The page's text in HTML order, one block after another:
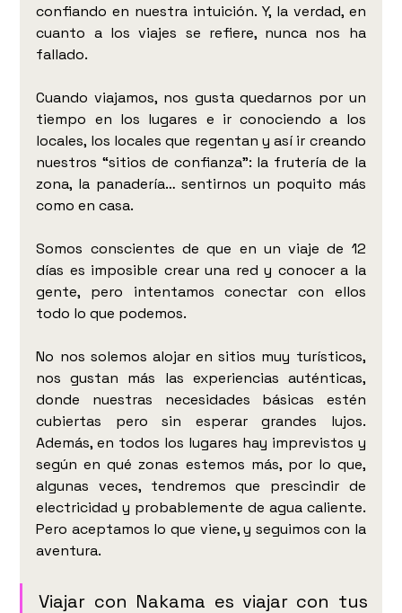
confiando en nuestra intuición. Y, la verdad, en
cuanto a los viajes se refiere, nunca nos ha
fallado.
Cuando viajamos, nos gusta quedarnos por un
tiempo en los lugares e ir conociendo a los
locales, los locales que regentan y así ir creando
nuestros “sitios de confianza”: la frutería de la
zona, la panadería… sentirnos un poquito más
como en casa.
Somos conscientes de que en un viaje de 12
días es imposible crear una red y conocer a la
gente, pero intentamos conectar con ellos
todo lo que podemos.
No nos solemos alojar en sitios muy turísticos,
nos gustan más las experiencias auténticas,
donde nuestras necesidades básicas estén
cubiertas pero sin esperar grandes lujos.
Además, en todos los lugares hay imprevistos y
según en qué zonas estemos más, por lo que,
algunas veces, tendremos que prescindir de
electricidad y probablemente de agua caliente.
Pero aceptamos lo que viene, y seguimos con la
aventura.
Viajar con Nakama es viajar con tus